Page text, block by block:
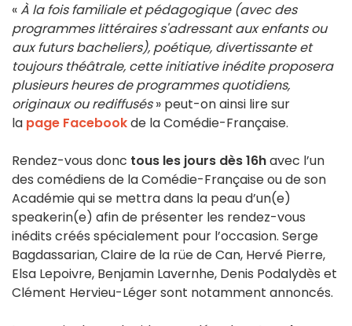
«À la fois familiale et pédagogique (avec des
programmes littéraires s'adressant aux enfants ou
aux futurs bacheliers), poétique, divertissante et
toujours théâtrale, cette initiative inédite proposera
plusieurs heures de programmes quotidiens,
originaux ou rediffusés» peut-on ainsi lire sur
la page Facebookde la Comédie-Française.
Rendez-vous donc tous les jours dès 16havec l’un
des comédiens de la Comédie-Française ou de son
Académie qui se mettra dans la peau d’un(e)
speakerin(e) afin de présenter les rendez-vous
inédits créés spécialement pour l’occasion. Serge
Bagdassarian, Claire de la rüe de Can, Hervé Pierre,
Elsa Lepoivre, Benjamin Lavernhe, Denis Podalydès et
Clément Hervieu-Léger sont notamment annoncés.